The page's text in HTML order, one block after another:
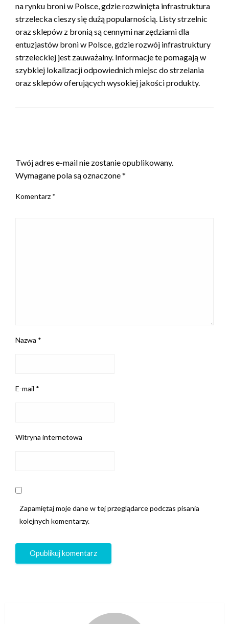
na rynku broni w Polsce, gdzie rozwinięta infrastruktura
strzelecka cieszy się dużą popularnością. Listy strzelnic
oraz sklepów z bronią są cennymi narzędziami dla
entuzjastów broni w Polsce, gdzie rozwój infrastruktury
strzeleckiej jest zauważalny. Informacje te pomagają w
szybkiej lokalizacji odpowiednich miejsc do strzelania
oraz sklepów oferujących wysokiej jakości produkty.
Twój adres e-mail nie zostanie opublikowany.
Wymagane pola są oznaczone*
Komentarz *
Nazwa *
E-mail *
Witryna internetowa
Zapamiętaj moje dane w tej przeglądarce podczas pisania
kolejnych komentarzy.